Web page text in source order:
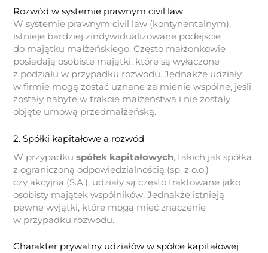
Rozwód w systemie prawnym civil law
W systemie prawnym civil law (kontynentalnym),
istnieje bardziej zindywidualizowane podejście
do majątku małżeńskiego. Często małżonkowie
posiadają osobiste majątki, które są wyłączone
z podziału w przypadku rozwodu. Jednakże udziały
w firmie mogą zostać uznane za mienie wspólne, jeśli
zostały nabyte w trakcie małżeństwa i nie zostały
objęte umową przedmałżeńską.
2. Spółki kapitałowe a rozwód
W przypadkuspółek kapitałowych, takich jak spółka
z ograniczoną odpowiedzialnością (sp. z o.o.)
czy akcyjna (S.A.), udziały są często traktowane jako
osobisty majątek wspólników. Jednakże istnieją
pewne wyjątki, które mogą mieć znaczenie
w przypadku rozwodu.
Charakter prywatny udziałów w spółce kapitałowej